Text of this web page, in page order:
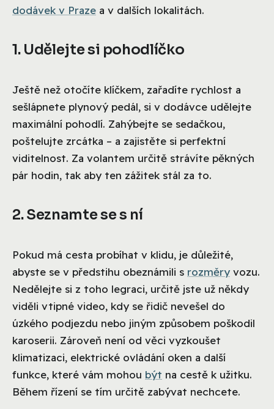
dodávek v Praze a v dalších lokalitách.
1. Udělejte si pohodlíčko
Ještě než otočíte klíčkem, zařadíte rychlost a
sešlápnete plynový pedál, si v dodávce udělejte
maximální pohodlí. Zahýbejte se sedačkou,
poštelujte zrcátka – a zajistěte si perfektní
viditelnost. Za volantem určitě strávíte pěkných
pár hodin, tak aby ten zážitek stál za to.
2. Seznamte se s ní
Pokud má cesta probíhat v klidu, je důležité,
abyste se v předstihu obeznámili s rozměry vozu.
Nedělejte si z toho legraci, určitě jste už někdy
viděli vtipné video, kdy se řidič nevešel do
úzkého podjezdu nebo jiným způsobem poškodil
karoserii. Zároveň není od věci vyzkoušet
klimatizaci, elektrické ovládání oken a další
funkce, které vám mohou být na cestě k užitku.
Během řízení se tím určitě zabývat nechcete.